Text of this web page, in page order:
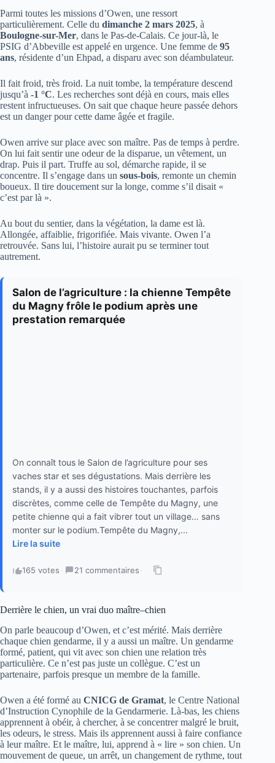
Parmi toutes les missions d’Owen, une ressort
particulièrement. Celle du dimanche 2 mars 2025, à
Boulogne-sur-Mer, dans le Pas-de-Calais. Ce jour-là, le
PSIG d’Abbeville est appelé en urgence. Une femme de 95
ans, résidente d’un Ehpad, a disparu avec son déambulateur.
Il fait froid, très froid. La nuit tombe, la température descend
jusqu’à -1 °C. Les recherches sont déjà en cours, mais elles
restent infructueuses. On sait que chaque heure passée dehors
est un danger pour cette dame âgée et fragile.
Owen arrive sur place avec son maître. Pas de temps à perdre.
On lui fait sentir une odeur de la disparue, un vêtement, un
drap. Puis il part. Truffe au sol, démarche rapide, il se
concentre. Il s’engage dans un sous-bois, remonte un chemin
boueux. Il tire doucement sur la longe, comme s’il disait «
c’est par là ».
Au bout du sentier, dans la végétation, la dame est là.
Allongée, affaiblie, frigorifiée. Mais vivante. Owen l’a
retrouvée. Sans lui, l’histoire aurait pu se terminer tout
autrement.
Salon de l’agriculture : la chienne Tempête
du Magny frôle le podium après une
prestation remarquée
On connaît tous le Salon de l’agriculture pour ses
vaches star et ses dégustations. Mais derrière les
stands, il y a aussi des histoires touchantes, parfois
discrètes, comme celle de Tempête du Magny, une
petite chienne qui a fait vibrer tout un village… sans
monter sur le podium.Tempête du Magny,...
Lire la suite
165 votes · 21 commentaires ·
Derrière le chien, un vrai duo maître–chien
On parle beaucoup d’Owen, et c’est mérité. Mais derrière
chaque chien gendarme, il y a aussi un maître. Un gendarme
formé, patient, qui vit avec son chien une relation très
particulière. Ce n’est pas juste un collègue. C’est un
partenaire, parfois presque un membre de la famille.
Owen a été formé au CNICG de Gramat, le Centre National
d’Instruction Cynophile de la Gendarmerie. Là-bas, les chiens
apprennent à obéir, à chercher, à se concentrer malgré le bruit,
les odeurs, le stress. Mais ils apprennent aussi à faire confiance
à leur maître. Et le maître, lui, apprend à « lire » son chien. Un
mouvement de queue, un arrêt, un changement de rythme, tout